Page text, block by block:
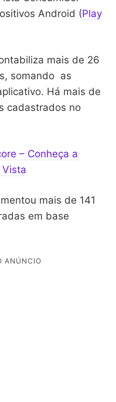
Android (Play
mais de 26
somando as
Há mais de
cadastrados no
– Conheça a
mais de 141
em base